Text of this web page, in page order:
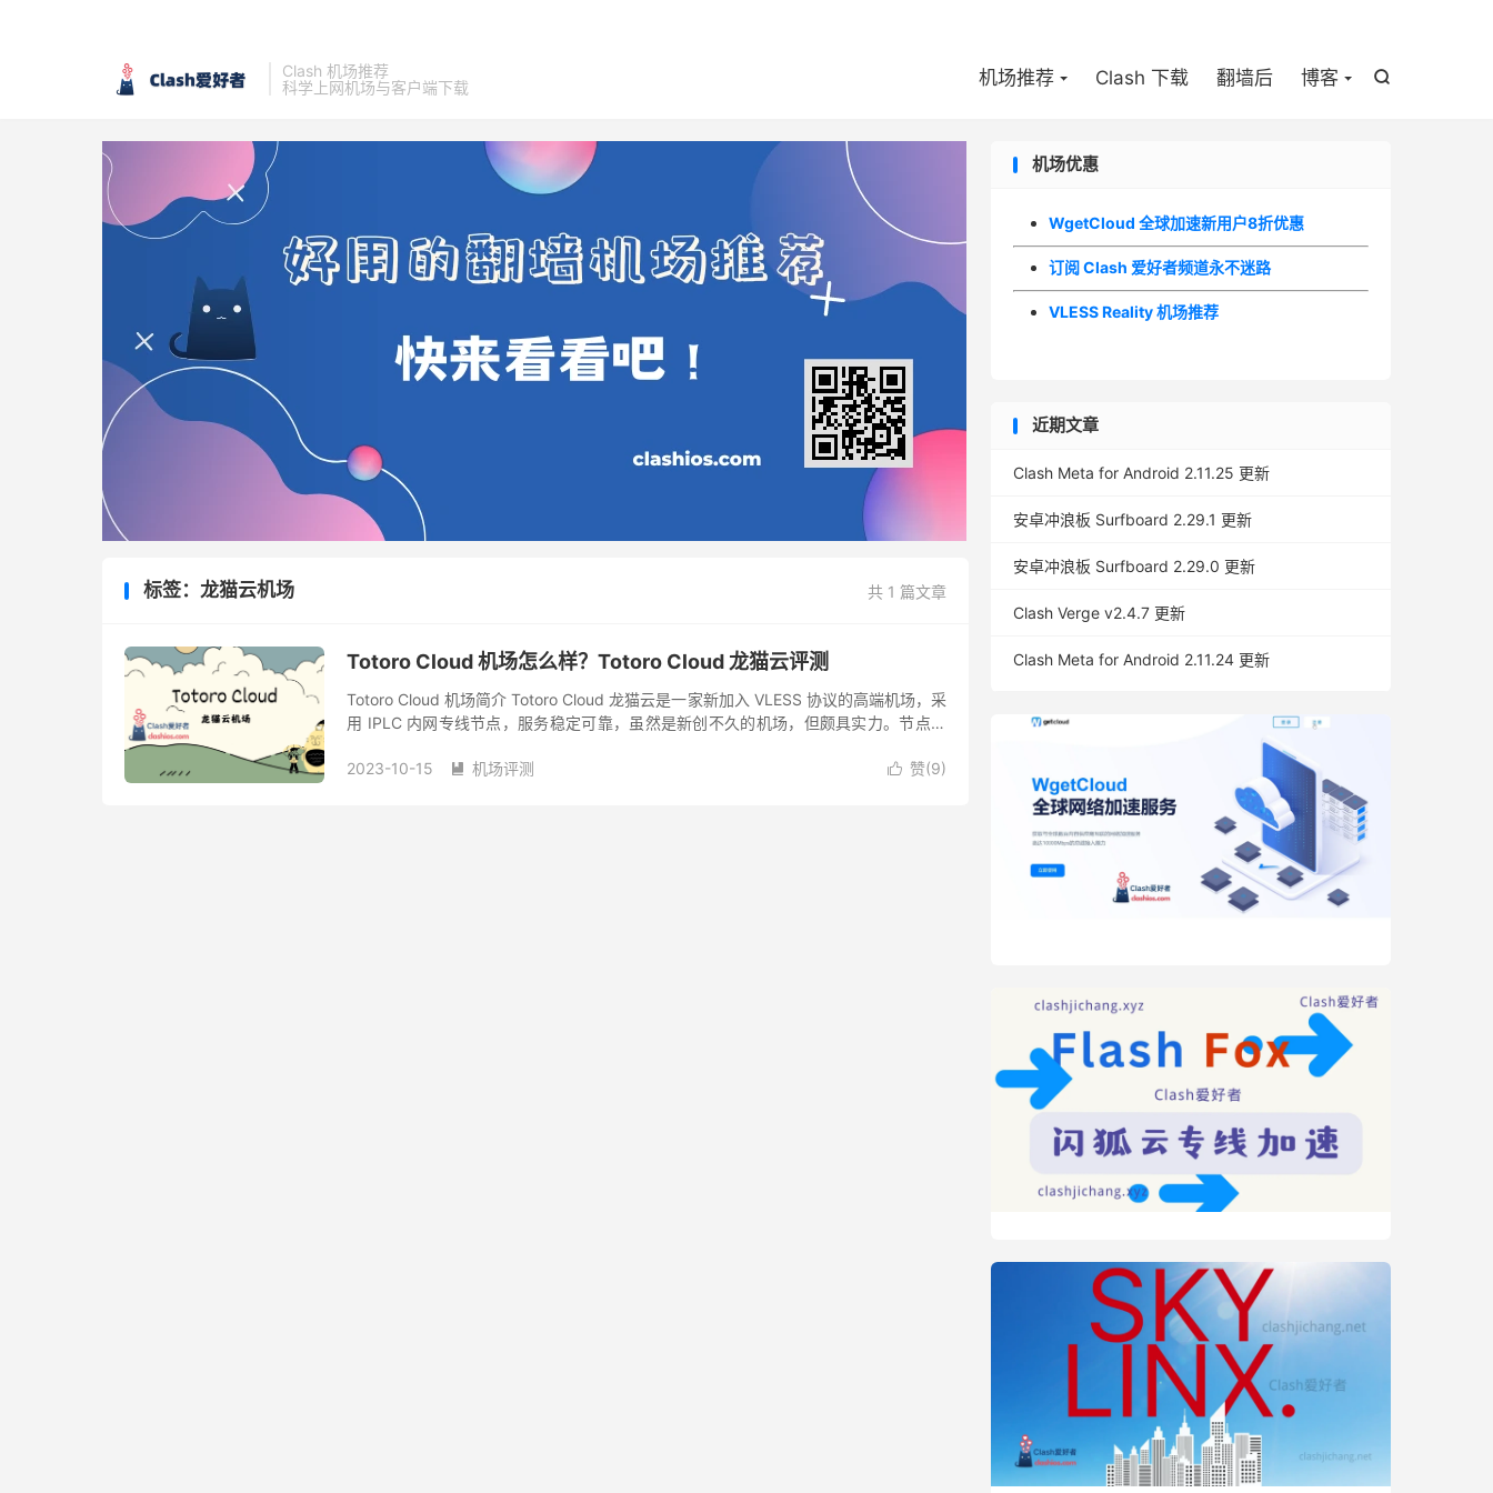
Clash 机场推荐
科学上网机场与客户端下载

机场推荐 Clash 下载 翻墙后 博客
共 1 篇文章
标签：龙猫云机场
Totoro Cloud 机场怎么样？Totoro Cloud 龙猫云评测
Totoro Cloud 机场简介 Totoro Cloud 龙猫云是一家新加入 VLESS 协议的高端机场，采
用 IPLC 内网专线节点，服务稳定可靠，虽然是新创不久的机场，但颇具实力。节点对
 赞(9)
2023-10-15  机场评测
机场优惠
WgetCloud 全球加速新用户8折优惠
订阅 Clash 爱好者频道永不迷路
VLESS Reality 机场推荐
近期文章
Clash Meta for Android 2.11.25 更新
安卓冲浪板 Surfboard 2.29.1 更新
安卓冲浪板 Surfboard 2.29.0 更新
Clash Verge v2.4.7 更新
Clash Meta for Android 2.11.24 更新